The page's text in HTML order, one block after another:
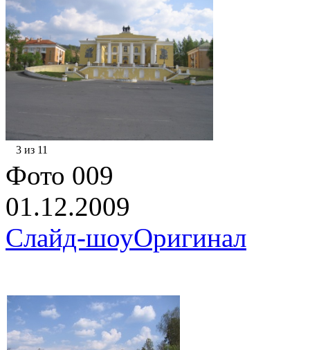
3 из 11
Фото 009
01.12.2009
Слайд-шоуОригинал